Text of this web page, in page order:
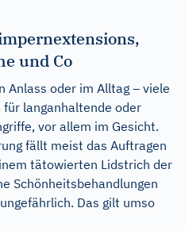
und Co
Anlass oder im Alltag – viele
langanhaltende oder
vor allem im Gesicht.
fällt meist das Auftragen
tätowierten Lidstrich der
Schönheitsbehandlungen
Das gilt umso